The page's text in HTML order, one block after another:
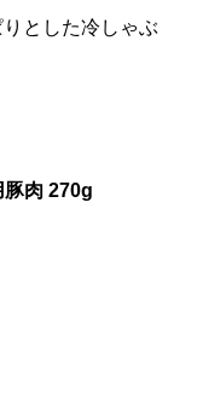
とした冷しゃぶ
肉 270g